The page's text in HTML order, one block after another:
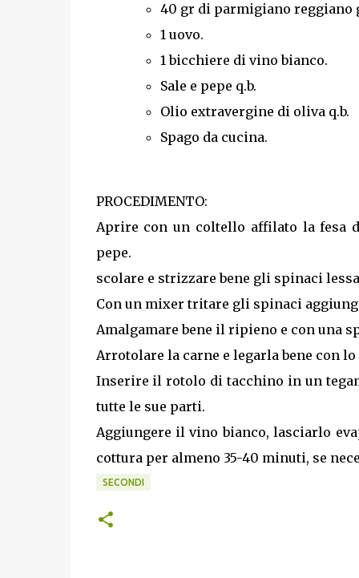
40 gr di parmigiano reggiano
1 uovo.
1 bicchiere di vino bianco.
Sale e pepe q.b.
Olio extravergine di oliva q.b.
Spago da cucina.
PROCEDIMENTO:
Aprire con un coltello affilato la fesa
pepe.
scolare e strizzare bene gli spinaci
Con un mixer tritare gli spinaci
Amalgamare bene il ripieno e con una
Arrotolare la carne e legarla bene con lo
Inserire il rotolo di tacchino in un
tutte le sue parti.
Aggiungere il vino bianco, lasciarlo
cottura per almeno 35-40 minuti, se
SECONDI